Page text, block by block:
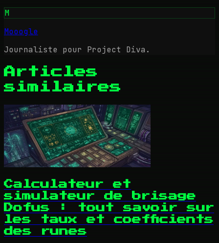
M
Mooogle
Journaliste pour Project Diva.
Articles
similaires
Calculateur et
simulateur de brisage
Dofus : tout savoir sur
les taux et coefficients
des runes